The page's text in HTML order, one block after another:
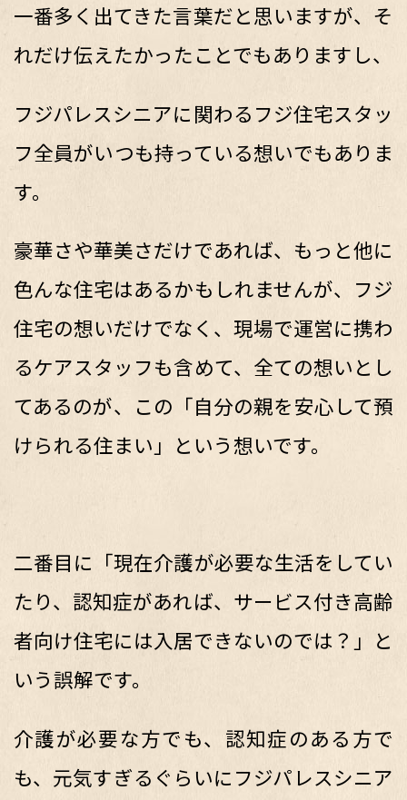
一番多く出てきた言葉だと思いますが、そ
れだけ伝えたかったことでもありますし、
フジパレスシニアに関わるフジ住宅スタッ
フ全員がいつも持っている想いでもありま
す。
豪華さや華美さだけであれば、もっと他に
色んな住宅はあるかもしれませんが、フジ
住宅の想いだけでなく、現場で運営に携わ
るケアスタッフも含めて、全ての想いとし
てあるのが、この「自分の親を安心して預
けられる住まい」という想いです。
二番目に「現在介護が必要な生活をしてい
たり、認知症があれば、サービス付き高齢
者向け住宅には入居できないのでは？」と
いう誤解です。
介護が必要な方でも、認知症のある方で
も、元気すぎるぐらいにフジパレスシニア